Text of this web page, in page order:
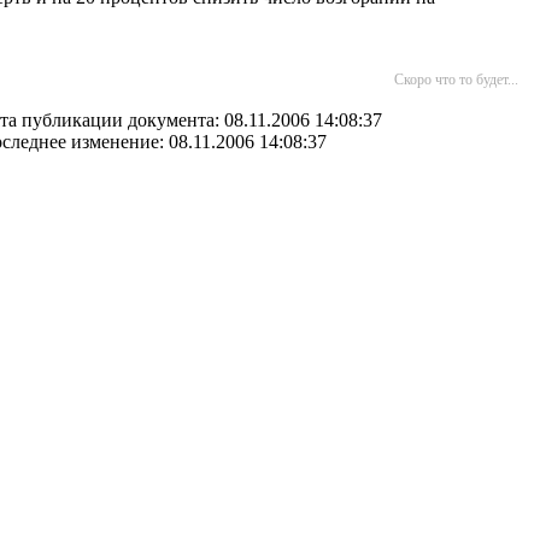
Скоро что то будет...
публикации документа: 08.11.2006 14:08:37
изменение: 08.11.2006 14:08:37